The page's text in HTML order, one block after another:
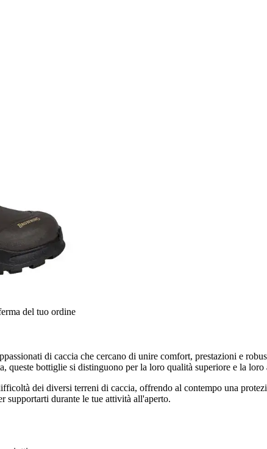
del tuo ordine
di caccia che cercano di unire comfort, prestazioni e
queste bottiglie si distinguono per la loro qualità superiore e la loro
dei diversi terreni di caccia, offrendo al contempo una
supportarti durante le tue attività all'aperto.